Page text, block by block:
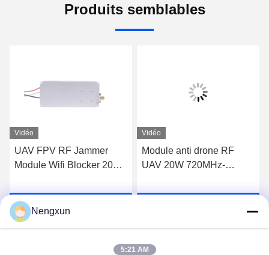
Produits semblables
Vidéo
UAV FPV RF Jammer
Module Wifi Blocker 20W
Causez Maintenant
Vidéo
Module anti drone RF
UAV 20W 720MHz-
Drone Wifi Bluetooth
Nengxun
5:21 AM